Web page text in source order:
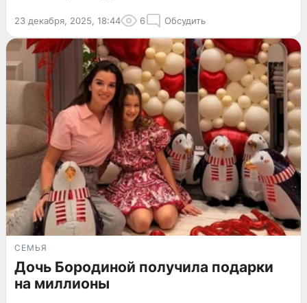
23 декабря, 2025, 18:44 6 Обсудить
СЕМЬЯ
Дочь Бородиной получила подарки
на миллионы